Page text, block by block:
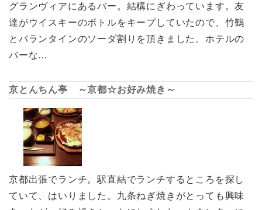
グランヴィアにあるバー。結構にぎわっています。友
達がウイスキーのボトルをキープしていたので、竹鶴
とバランタインのソーダ割りを頂きました。ホテルの
バーな…
京とんちん亭 ～京都☆お好み焼き～
京都出張でランチ。駅直結でランチするところを探し
ていて、はいりました。九条ねぎ焼きがとっても興味